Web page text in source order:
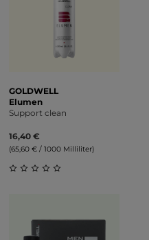
GOLDWELL
Elumen
Support clean
16,40 €
(65,60 € / 1000 Milliliter)